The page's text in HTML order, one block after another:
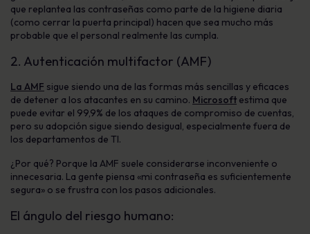
que replantea las contraseñas como parte de la higiene diaria
(como cerrar la puerta principal) hacen que sea mucho más
probable que el personal realmente las cumpla.
2. Autenticación multifactor (AMF)
La AMF sigue siendo una de las formas más sencillas y eficaces
de detener a los atacantes en su camino. Microsoft estima que
puede evitar el 99,9% de los ataques de compromiso de cuentas,
pero su adopción sigue siendo desigual, especialmente fuera de
los departamentos de TI.
¿Por qué? Porque la AMF suele considerarse inconveniente o
innecesaria. La gente piensa «mi contraseña es suficientemente
segura» o se frustra con los pasos adicionales.
El ángulo del riesgo humano: